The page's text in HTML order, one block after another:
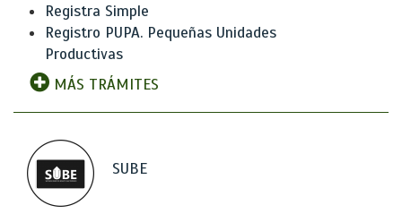
Registra Simple
Registro PUPA. Pequeñas Unidades
Productivas
MÁS TRÁMITES
SUBE